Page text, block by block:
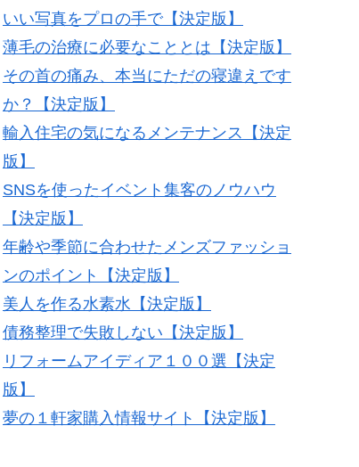
いい写真をプロの手で【決定版】
薄毛の治療に必要なこととは【決定版】
その首の痛み、本当にただの寝違えです
か？【決定版】
輸入住宅の気になるメンテナンス【決定
版】
SNSを使ったイベント集客のノウハウ
【決定版】
年齢や季節に合わせたメンズファッショ
ンのポイント【決定版】
美人を作る水素水【決定版】
債務整理で失敗しない【決定版】
リフォームアイディア１００選【決定
版】
夢の１軒家購入情報サイト【決定版】